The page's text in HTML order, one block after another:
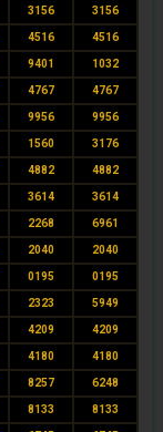
3156 3156
4516 4516
9401 1032
4767 4767
9956 9956
1560 3176
4882 4882
3614 3614
2268 6961
2040 2040
0195 0195
2323 5949
4209 4209
4180 4180
8257 6248
8133 8133